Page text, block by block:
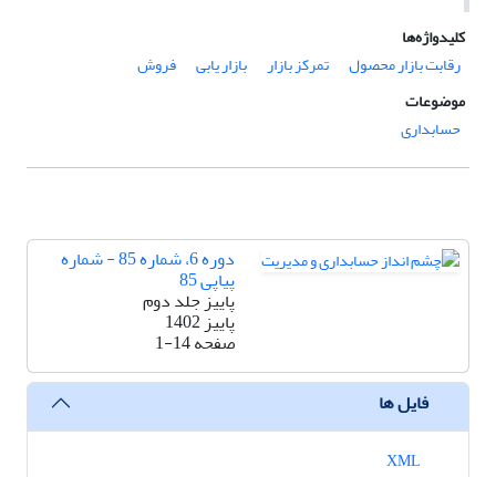
کلیدواژه‌ها
رقابت بازار محصول
تمرکز بازار بازار یابی
فروش
موضوعات
حسابداری
دوره 6، شماره 85 - شماره
پیاپی 85
پاییز جلد دوم
پاییز 1402
صفحه1-14
فایل ها